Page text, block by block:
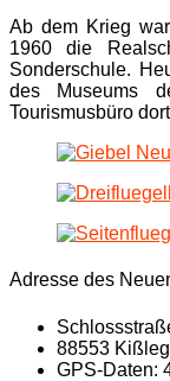
Ab dem Krieg
1960 die
Sonderschule.
des Museums
Tourismusbüro
Adresse des
88553
GPS-Daten: